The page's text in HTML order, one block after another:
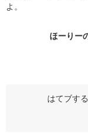
よ。
ほーりー